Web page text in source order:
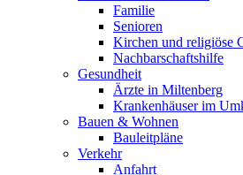
Familie
Senioren
Kirchen und religiöse
Nachbarschaftshilfe
Gesundheit
Ärzte in Miltenberg
Krankenhäuser im
Bauen & Wohnen
Bauleitpläne
Verkehr
Anfahrt